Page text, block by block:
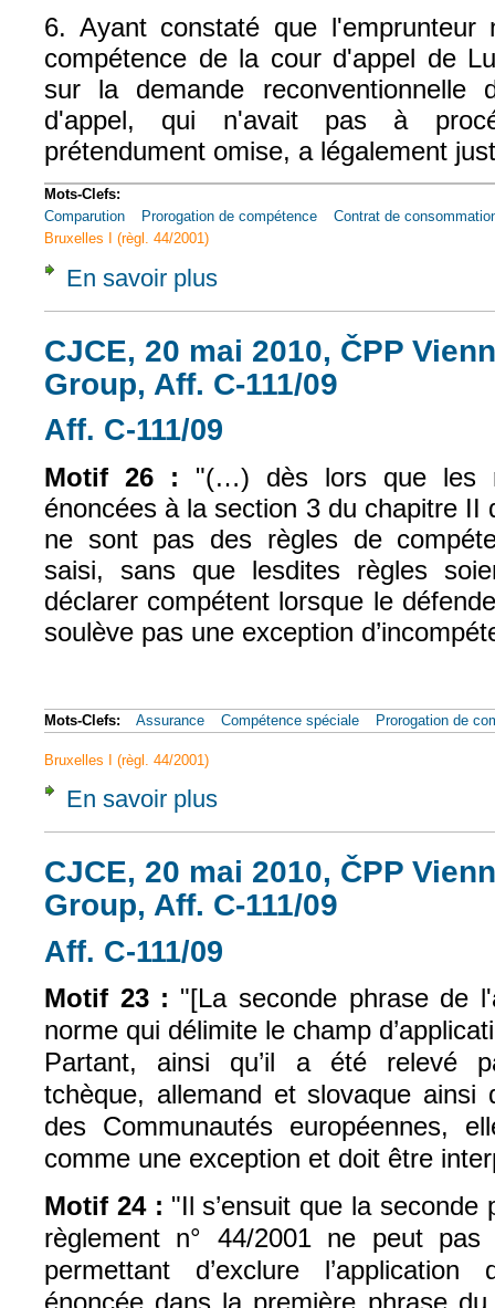
6. Ayant constaté que l'emprunteur
compétence de la cour d'appel de
sur la demande
d'appel, qui n'avait pas à
prétendument omise, a légalement
Mots-Clefs:
Comparution
Prorogation de compétence
Contrat de
Bruxelles I (règl. 44/2001)
En savoir plus
CJCE, 20 mai 2010, ČPP
Group, Aff. C-111/09
Aff. C-111/09
Motif 26 : "(…) dès lors que les
énoncées à la section 3 du chapitre II
ne sont pas des règles de
saisi, sans que lesdites règles
déclarer compétent lorsque le
soulève pas une exception
Mots-Clefs: Assurance Compétence spéciale Prorogation de
Bruxelles I (règl. 44/2001)
En savoir plus
CJCE, 20 mai 2010, ČPP
Group, Aff. C-111/09
Aff. C-111/09
Motif 23 : "[La seconde phrase de
norme qui délimite le champ
Partant, ainsi qu’il a été relevé
tchèque, allemand et slovaque ainsi
des Communautés européennes,
comme une exception et doit être
Motif 24 : "Il s’ensuit que la seconde
règlement n° 44/2001 ne peut pas
permettant d’exclure
énoncée dans la première phrase